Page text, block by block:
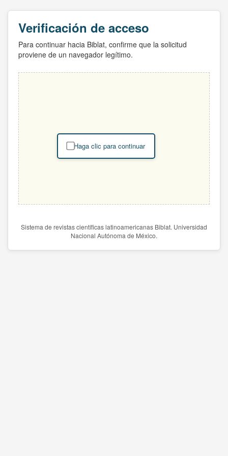
Verificación de acceso
Para continuar hacia Biblat, confirme que la solicitud
proviene de un navegador legítimo.
Haga clic para continuar
Sistema de revistas científicas latinoamericanas Biblat. Universidad
Nacional Autónoma de México.